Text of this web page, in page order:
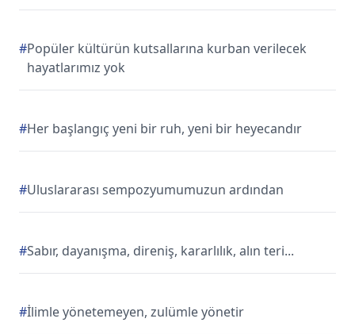
#Popüler kültürün kutsallarına kurban verilecek
hayatlarımız yok
#Her başlangıç yeni bir ruh, yeni bir heyecandır
#Uluslararası sempozyumumuzun ardından
#Sabır, dayanışma, direniş, kararlılık, alın teri...
#İlimle yönetemeyen, zulümle yönetir